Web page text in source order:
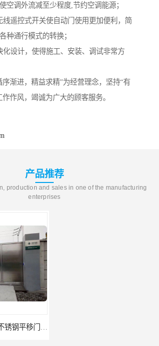
空调外流减至少程度,节约空调能源；
线遥控式开关使自动门使用更加便利，简
种通行模式的转换；
化设计，使得施工、安装、调试非常方
序渐进，精益求精”为经营理念，坚持“有
作风，竭诚为广大的顾客服务。
产品推荐
production and sales in one of the manufacturing
enterprises
广西平移门定制 不锈钢平移门 别墅平移门